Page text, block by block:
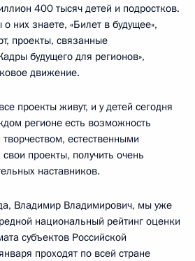
400 тысяч детей и подростков.
них знаете, «Билет в будущее»,
проекты, связанные
будущего для регионов»,
движение.
проекты живут, и у детей сегодня
регионе есть возможность
естественными
проекты, получить очень
наставников.
Владимир Владимирович, мы уже
национальный рейтинг оценки
субъектов Российской
проходят по всей стране